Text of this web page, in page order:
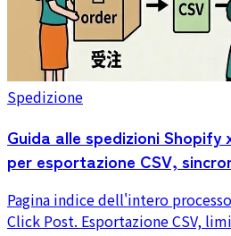
Spedizione
Guida alle spedizioni Shopify
per esportazione CSV,
Pagina indice dell'intero
Click Post. Esportazione CSV,